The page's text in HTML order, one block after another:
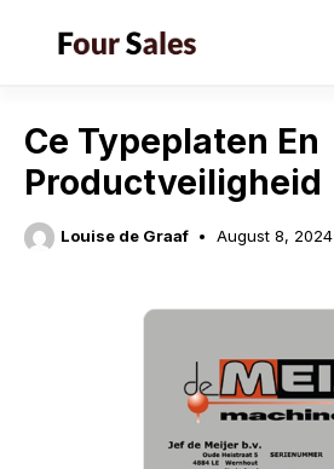
Ce Typeplaten En
Productveiligheid
Louise de Graaf August 8, 2024